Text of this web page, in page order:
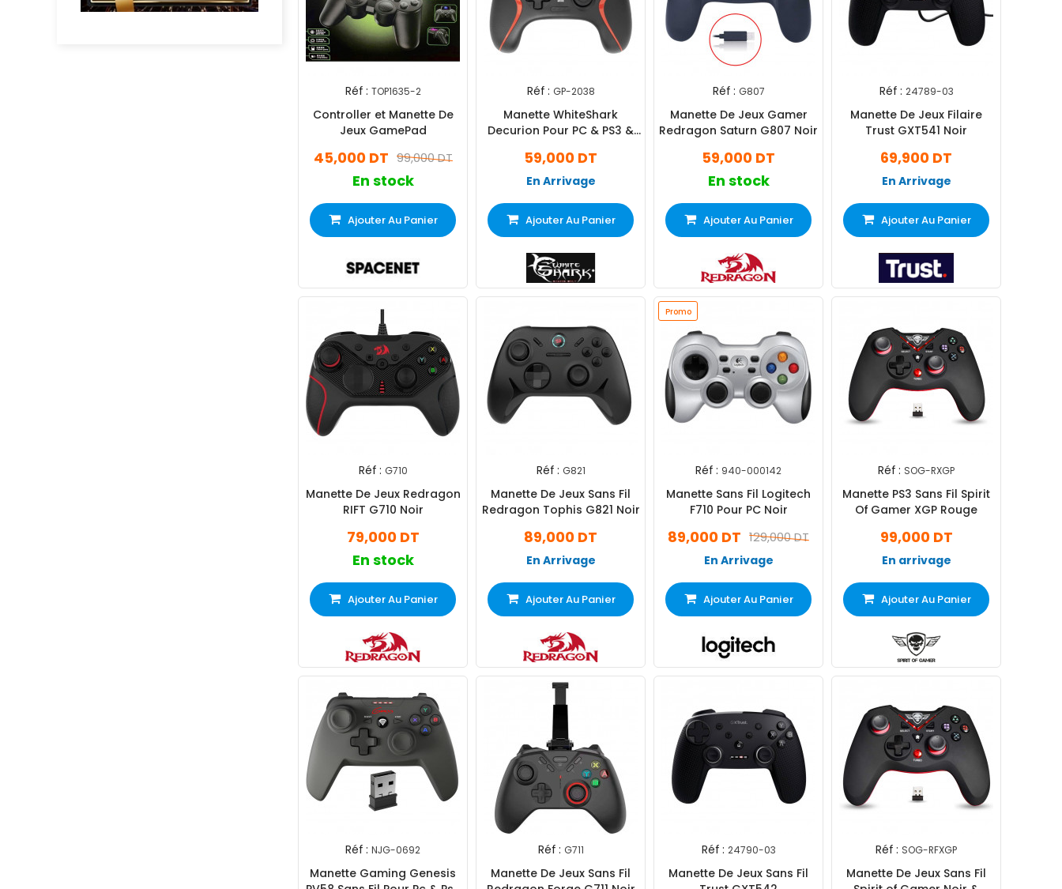
Réf : TOP1635-2
Controller et Manette De
Jeux GamePad
99,000 DT
45,000 DT
En stock
Ajouter Au Panier
Réf : GP-2038
Manette WhiteShark
Decurion Pour PC & PS3 &
59,000 DT
En Arrivage
Ajouter Au Panier
Réf : G807
Manette De Jeux Gamer
Redragon Saturn G807 Noir
59,000 DT
En stock
Ajouter Au Panier
Réf : 24789-03
Manette De Jeux Filaire
Trust GXT541 Noir
69,900 DT
En Arrivage
Ajouter Au Panier
Réf : G710
Manette De Jeux Redragon
RIFT G710 Noir
79,000 DT
En stock
Ajouter Au Panier
Réf : G821
Manette De Jeux Sans Fil
Redragon Tophis G821 Noir
89,000 DT
En Arrivage
Ajouter Au Panier
Promo
Réf : 940-000142
Manette Sans Fil Logitech
F710 Pour PC Noir
129,000 DT
89,000 DT
En Arrivage
Ajouter Au Panier
Réf : SOG-RXGP
Manette PS3 Sans Fil Spirit
Of Gamer XGP Rouge
99,000 DT
En arrivage
Ajouter Au Panier
Réf : NJG-0692
Manette Gaming Genesis
Réf : G711
Manette De Jeux Sans Fil
Réf : 24790-03
Manette De Jeux Sans Fil
Réf : SOG-RFXGP
Manette De Jeux Sans Fil